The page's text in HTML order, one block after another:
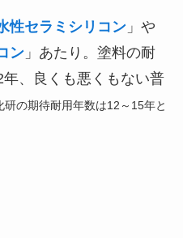
性セラミシリコン」や
ン」あたり。塗料の耐
年、良くも悪くもない普
の期待耐用年数は12～15年と